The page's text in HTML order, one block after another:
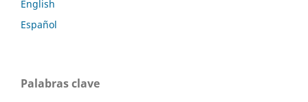
English
Español
Palabras clave